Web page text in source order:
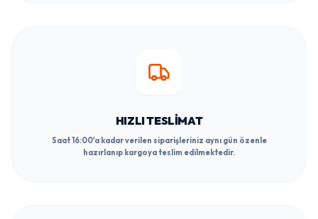
HIZLI TESLIMAT
Saat 16:00'a kadar verilen siparişleriniz aynı gün özenle
hazırlanıp kargoya teslim edilmektedir.